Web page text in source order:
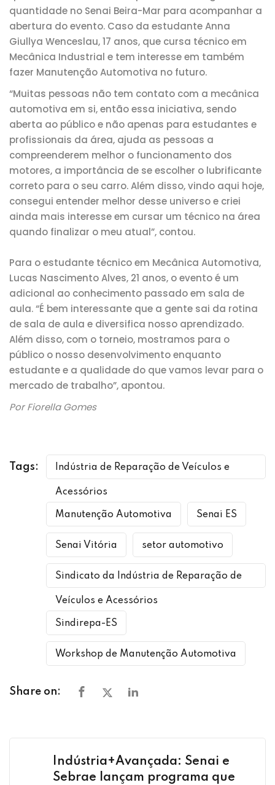
quantidade no Senai Beira-Mar para acompanhar a
abertura do evento. Caso da estudante Anna
Giullya Wenceslau, 17 anos, que cursa técnico em
Mecânica Industrial e tem interesse em também
fazer Manutenção Automotiva no futuro.
“Muitas pessoas não tem contato com a mecânica
automotiva em si, então essa iniciativa, sendo
aberta ao público e não apenas para estudantes e
profissionais da área, ajuda as pessoas a
compreenderem melhor o funcionamento dos
motores, a importância de se escolher o lubrificante
correto para o seu carro. Além disso, vindo aqui hoje,
consegui entender melhor desse universo e criei
ainda mais interesse em cursar um técnico na área
quando finalizar o meu atual”, contou.
Para o estudante técnico em Mecânica Automotiva,
Lucas Nascimento Alves, 21 anos, o evento é um
adicional ao conhecimento passado em sala de
aula. “É bem interessante que a gente sai da rotina
de sala de aula e diversifica nosso aprendizado.
Além disso, com o torneio, mostramos para o
público o nosso desenvolvimento enquanto
estudante e a qualidade do que vamos levar para o
mercado de trabalho”, apontou.
Por Fiorella Gomes
Tags: Indústria de Reparação de Veículos e
Acessórios
Manutenção Automotiva Senai ES
Senai Vitória setor automotivo
Sindicato da Indústria de Reparação de
Veículos e Acessórios
Sindirepa-ES
Workshop de Manutenção Automotiva
Share on:
Indústria+Avançada: Senai e
Sebrae lançam programa que